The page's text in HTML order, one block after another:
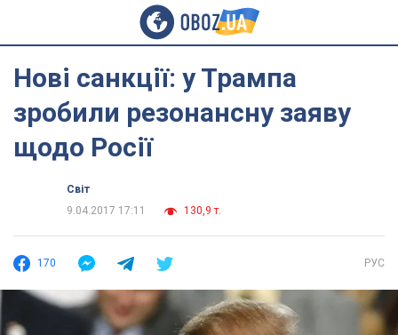
Нові санкції: у Трампа
зробили резонансну заяву
щодо Росії
Світ
9.04.2017 17:11
130,9 т.
170 РУС